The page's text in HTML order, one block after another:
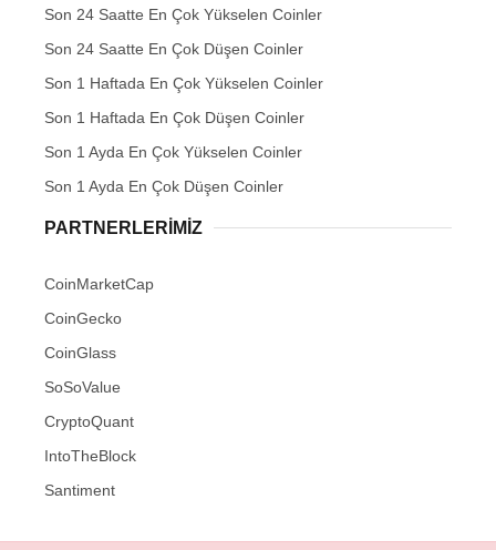
Son 24 Saatte En Çok Yükselen Coinler
Son 24 Saatte En Çok Düşen Coinler
Son 1 Haftada En Çok Yükselen Coinler
Son 1 Haftada En Çok Düşen Coinler
Son 1 Ayda En Çok Yükselen Coinler
Son 1 Ayda En Çok Düşen Coinler
PARTNERLERIMIZ
CoinMarketCap
CoinGecko
CoinGlass
SoSoValue
CryptoQuant
IntoTheBlock
Santiment